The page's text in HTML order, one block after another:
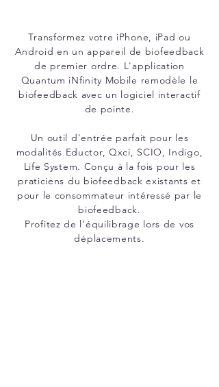
Transformez votre iPhone, iPad ou
Android en un appareil de biofeedback
de premier ordre. L'application
Quantum iNfinity Mobile remodèle le
biofeedback avec un logiciel interactif
de pointe.
Un outil d'entrée parfait pour les
modalités Eductor, Qxci, SCIO, Indigo,
Life System. Conçu à la fois pour les
praticiens du biofeedback existants et
pour le consommateur intéressé par le
biofeedback.
Profitez de l'équilibrage lors de vos
déplacements.